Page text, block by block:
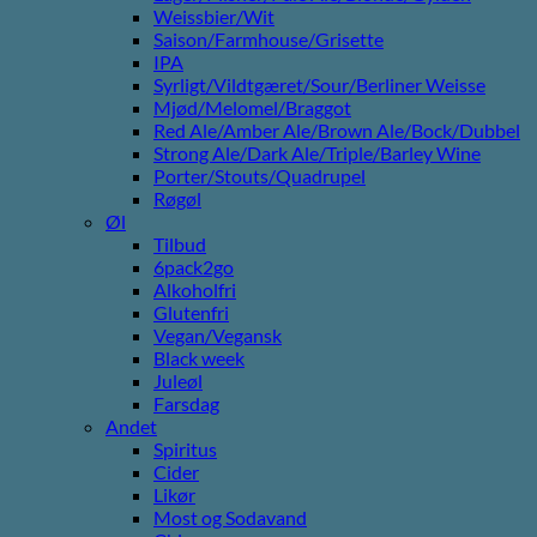
Weissbier/Wit
Saison/Farmhouse/Grisette
IPA
Syrligt/Vildtgæret/Sour/Berliner Weisse
Mjød/Melomel/Braggot
Red Ale/Amber Ale/Brown Ale/Bock/Dubbel
Strong Ale/Dark Ale/Triple/Barley Wine
Porter/Stouts/Quadrupel
Røgøl
Øl
Tilbud
6pack2go
Alkoholfri
Glutenfri
Vegan/Vegansk
Black week
Juleøl
Farsdag
Andet
Spiritus
Cider
Likør
Most og Sodavand